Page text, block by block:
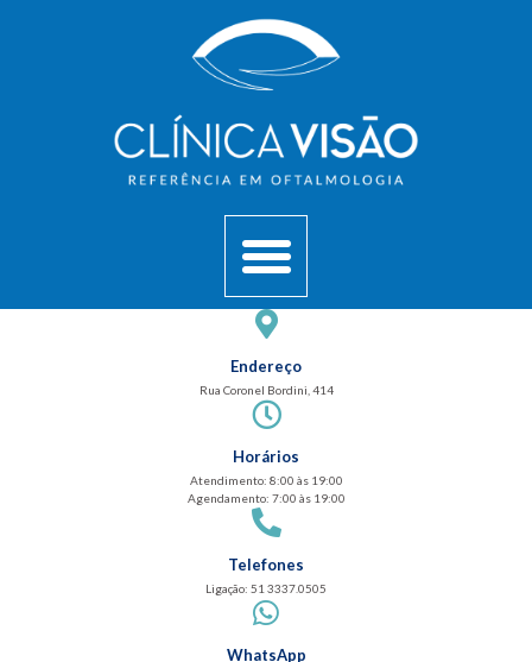
Endereço
Rua Coronel Bordini, 414
Horários
Atendimento: 8:00 às 19:00
Agendamento: 7:00 às 19:00
Telefones
Ligação: 51 3337.0505
WhatsApp